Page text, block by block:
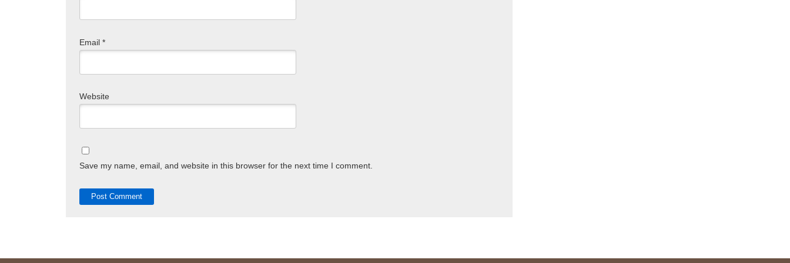
Email *
Website
Save my name, email, and website in this browser for the next time I comment.